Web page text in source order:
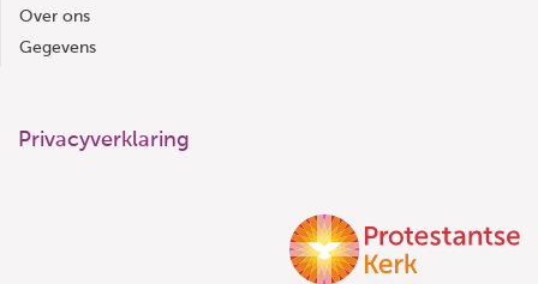
Over ons
Gegevens
Privacyverklaring